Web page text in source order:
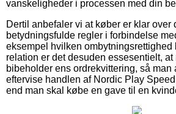
vanskeligheder i processen med din
Dertil anbefaler vi at køber er klar over
betydningsfulde regler i forbindelse
eksempel hvilken ombytningsrettighed
relation er det desuden essesentielt, at
bibeholder ens ordrekvittering, så man
eftervise handlen af Nordic Play
end man skal købe en gave til en